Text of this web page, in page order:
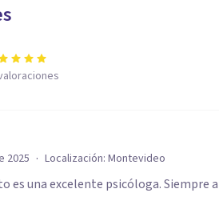
2025 · Localización: Montevideo
es una excelente psicóloga.